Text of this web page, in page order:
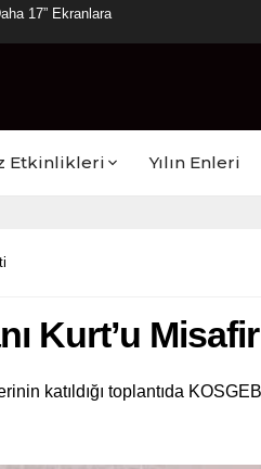
17” Ekranlara
Etkinlikleri Yılın Enleri
Kurt’u
katıldığı toplantıda